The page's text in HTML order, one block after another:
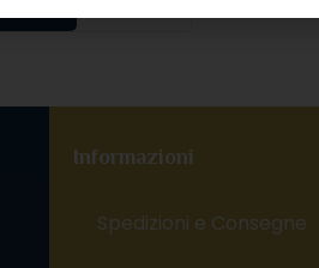
Informazioni
Spedizioni e Consegne